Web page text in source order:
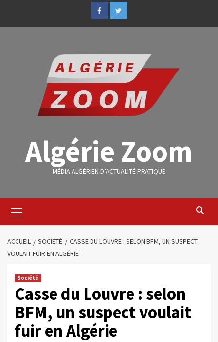
Algérie Zoom
MÉDIA ALGÉRIEN D’ACTUALITÉ PRATIQUE
ACCUEIL SOCIÉTÉ
CASSE DU LOUVRE : SELON BFM, UN SUSPECT
VOULAIT FUIR EN ALGÉRIE
Société
Casse du Louvre : selon
BFM, un suspect voulait
fuir en Algérie